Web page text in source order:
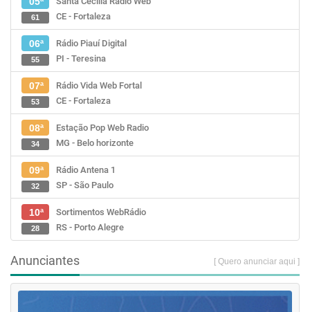
CE - Fortaleza
61
06ª
Rádio Piauí Digital
PI - Teresina
55
07ª
Rádio Vida Web Fortal
CE - Fortaleza
53
08ª
Estação Pop Web Radio
MG - Belo horizonte
34
09ª
Rádio Antena 1
SP - São Paulo
32
10ª
Sortimentos WebRádio
RS - Porto Alegre
28
Anunciantes [ Quero anunciar aqui ]